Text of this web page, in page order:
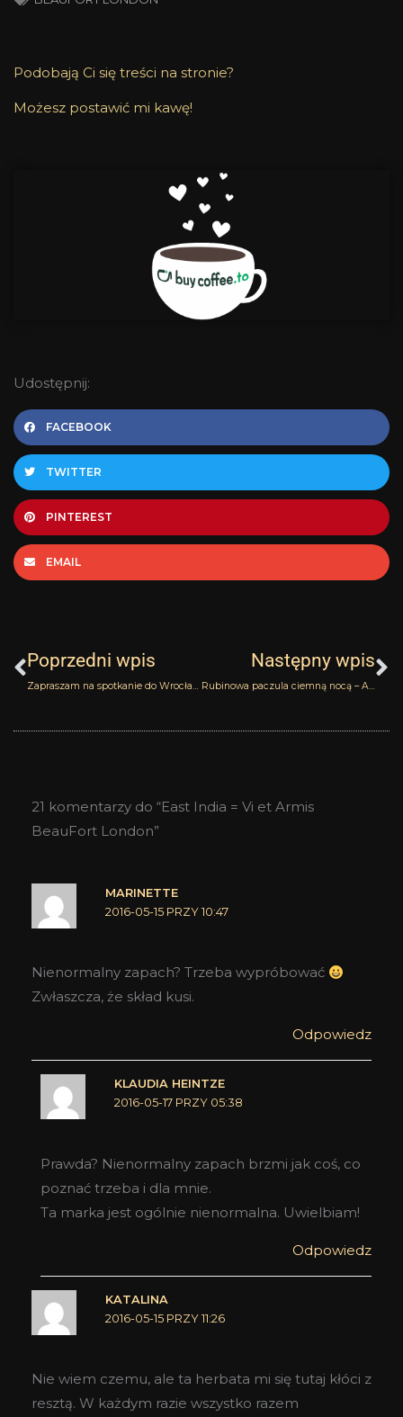
Podobają Ci się treści na stronie?
Możesz postawić mi kawę!
Udostępnij:
FACEBOOK
TWITTER
PINTEREST
EMAIL
Poprzedni wpis
Zapraszam na spotkanie do Wrocławia
Następny wpis
Rubinowa paczula ciemną nocą – Aube Rubis Atelier des Ors
21 komentarzy do “East India = Vi et Armis
BeauFort London”
MARINETTE
2016-05-15 PRZY 10:47
Nienormalny zapach? Trzeba wypróbować
Zwłaszcza, że skład kusi.
Odpowiedz
KLAUDIA HEINTZE
2016-05-17 PRZY 05:38
Prawda? Nienormalny zapach brzmi jak coś, co
poznać trzeba i dla mnie.
Ta marka jest ogólnie nienormalna. Uwielbiam!
Odpowiedz
KATALINA
2016-05-15 PRZY 11:26
Nie wiem czemu, ale ta herbata mi się tutaj kłóci z
resztą. W każdym razie wszystko razem